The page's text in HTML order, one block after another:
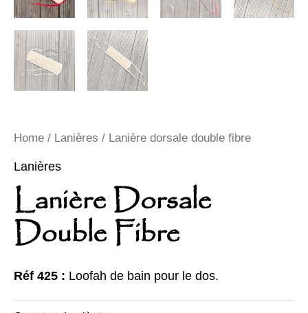
Home / Lanières / Lanière dorsale double fibre
Lanières
Lanière Dorsale
Double Fibre
Réf 425 : Loofah de bain pour le dos.